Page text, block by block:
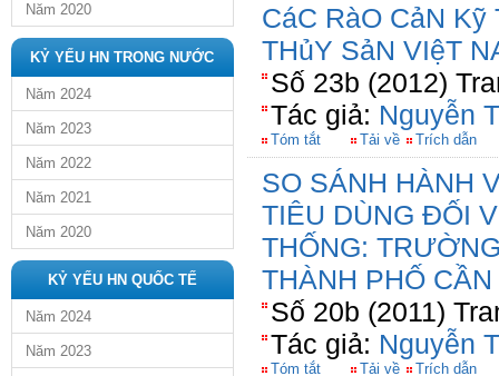
Năm 2020
KỶ YẾU HN TRONG NƯỚC
Năm 2024
Năm 2023
Năm 2022
Năm 2021
Năm 2020
KỶ YẾU HN QUỐC TẾ
Năm 2024
Năm 2023
CáC RàO CảN
THủY SảN VIệT
Số 23b (2012)
Tác giả: Nguyễn
Tóm tắt Tải về Trích dẫn
SO SÁNH HÀNH
TIÊU DÙNG ĐỐI
THỐNG:
THÀNH PHỐ
Số 20b (2011)
Tác giả: Nguyễn
Tóm tắt Tải về Trích dẫn